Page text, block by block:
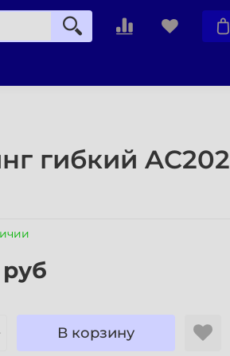
гибкий AC202
В корзину